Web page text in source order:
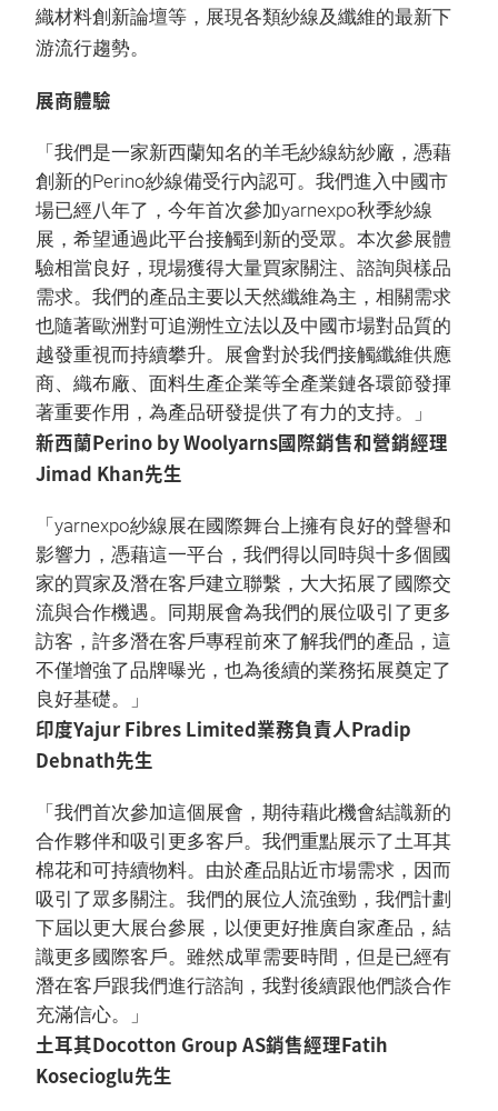
織材料創新論壇等，展現各類紗線及纖維的最新下
游流行趨勢。
展商體驗
「我們是一家新西蘭知名的羊毛紗線紡紗廠，憑藉
創新的Perino紗線備受行內認可。我們進入中國市
場已經八年了，今年首次參加yarnexpo秋季紗線
展，希望通過此平台接觸到新的受眾。本次參展體
驗相當良好，現場獲得大量買家關注、諮詢與樣品
需求。我們的產品主要以天然纖維為主，相關需求
也隨著歐洲對可追溯性立法以及中國市場對品質的
越發重視而持續攀升。展會對於我們接觸纖維供應
商、織布廠、面料生產企業等全產業鏈各環節發揮
著重要作用，為產品研發提供了有力的支持。」
新西蘭Perino by Woolyarns國際銷售和營銷經理
Jimad Khan先生
「yarnexpo紗線展在國際舞台上擁有良好的聲譽和
影響力，憑藉這一平台，我們得以同時與十多個國
家的買家及潛在客戶建立聯繫，大大拓展了國際交
流與合作機遇。同期展會為我們的展位吸引了更多
訪客，許多潛在客戶專程前來了解我們的產品，這
不僅增強了品牌曝光，也為後續的業務拓展奠定了
良好基礎。」
印度Yajur Fibres Limited業務負責人Pradip
Debnath先生
「我們首次參加這個展會，期待藉此機會結識新的
合作夥伴和吸引更多客戶。我們重點展示了土耳其
棉花和可持續物料。由於產品貼近市場需求，因而
吸引了眾多關注。我們的展位人流強勁，我們計劃
下屆以更大展台參展，以便更好推廣自家產品，結
識更多國際客戶。雖然成單需要時間，但是已經有
潛在客戶跟我們進行諮詢，我對後續跟他們談合作
充滿信心。」
土耳其Docotton Group AS銷售經理Fatih
Kosecioglu先生